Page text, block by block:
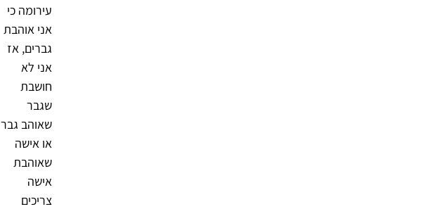
עירומה כי
אני אוהבת
גברים, אז
אני לא
חושבת
שגבר
שאוהב גבר
או אישה
שאוהבת
אישה
צריכים